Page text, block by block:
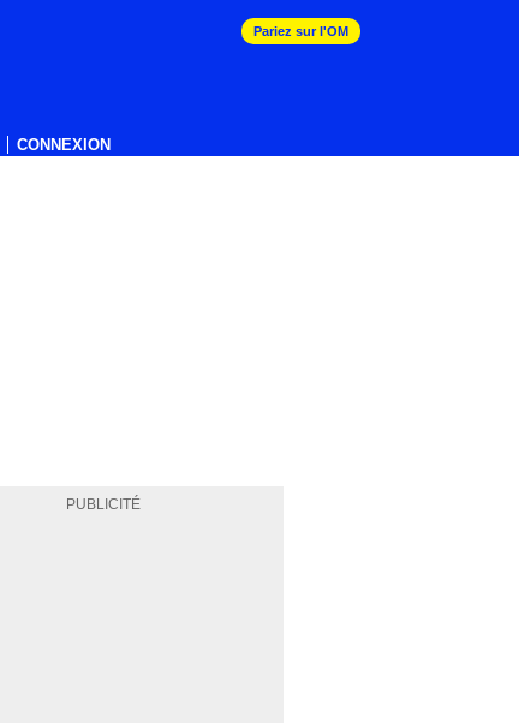
CONNEXION
Pariez sur l'OM
PUBLICITÉ